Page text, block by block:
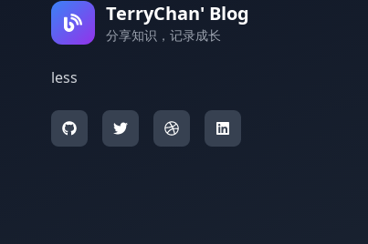
TerryChan' Blog
分享知识，记录成长
less